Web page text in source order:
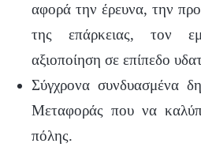
αφορά την έρευνα, την
της επάρκειας, τον
αξιοποίηση σε επίπεδο
Σύγχρονα συνδυασμένα
Μεταφοράς που να
πόλης.